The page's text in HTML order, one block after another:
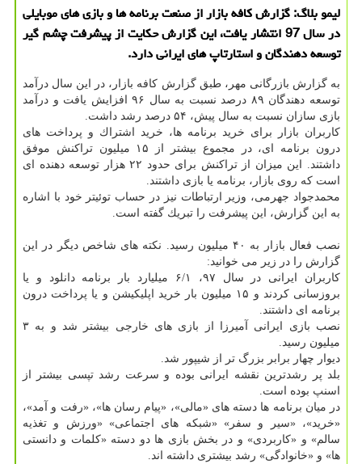
لیمو بلاگ: گزارش كافه بازار از صنعت برنامه ها و بازی های موبایلی
در سال 97 انتشار یافت، این گزارش حكایت از پیشرفت چشم گیر
توسعه دهندگان و استارتاپ های ایرانی دارد.
به گزارش بازرگانی مهر، طبق گزارش كافه بازار، در این سال درآمد
توسعه دهندگان ۸۹ درصد نسبت به سال ۹۶ افزایش یافت و درآمد
بازی سازان نسبت به سال پیش، ۵۴ درصد رشد داشت.
كاربران بازار برای خرید برنامه ها، خرید اشتراك و پرداخت های
درون برنامه ای، در مجموع بیشتر از ۱۵ میلیون تراكنش موفق
داشتند. این میزان از تراكنش برای حدود ۲۲ هزار توسعه دهنده ای
است كه روی بازار، برنامه یا بازی داشتند.
محمدجواد جهرمی، وزیر ارتباطات نیز در حساب توئیتر خود با اشاره
به این گزارش، این پیشرفت را تبریك گفته است.
نصب فعال بازار به ۴۰ میلیون رسید. نكته های شاخص دیگر در این
گزارش را در زیر می خوانید:
كاربران ایرانی در سال ۹۷، ۶/۱ میلیارد بار برنامه دانلود و یا
بروزسانی كردند و ۱۵ میلیون بار خرید اپلیكیشن و یا پرداخت درون
برنامه ای داشتند.
نصب بازی ایرانی آمیرزا از بازی های خارجی بیشتر شد و به ۳
میلیون رسید.
دیوار چهار برابر بزرگ تر از شیپور شد.
بلد پر رشدترین نقشه ایرانی بوده و سرعت رشد تپسی بیشتر از
اسنپ بوده است.
در میان برنامه ها دسته های «مالی»، «پیام رسان ها»، «رفت و آمد»،
«خرید»، «سیر و سفر» «شبكه های اجتماعی» «ورزش و تغذیه
سالم» و «كاربردی» و در بخش بازی ها دو دسته «كلمات و دانستی
ها» و «خانوادگی» رشد بیشتری داشته اند.